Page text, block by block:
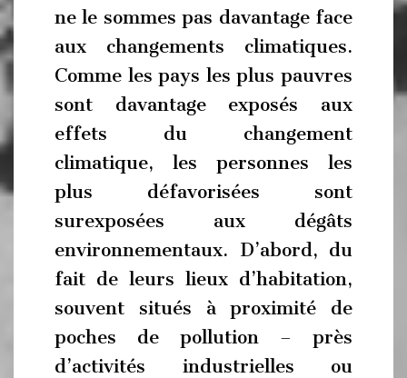
ne le sommes pas davantage face
aux changements climatiques.
Comme les pays les plus pauvres
sont davantage exposés aux
effets du changement
climatique, les personnes les
plus défavorisées sont
surexposées aux dégâts
environnementaux. D’abord, du
fait de leurs lieux d’habitation,
souvent situés à proximité de
poches de pollution – près
d’activités industrielles ou